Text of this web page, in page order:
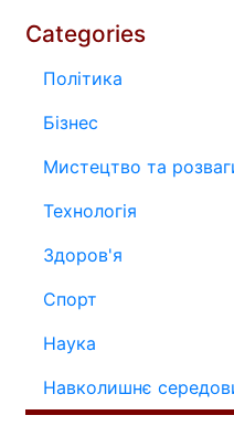
Categories
Політика
Бізнес
Мистецтво та
Технологія
Здоров'я
Спорт
Наука
Навколишнє